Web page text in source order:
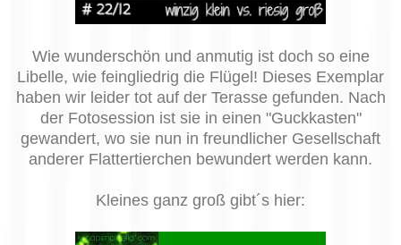
Wie wunderschön und anmutig ist doch so eine
Libelle, wie feingliedrig die Flügel! Dieses Exemplar
haben wir leider tot auf der Terasse gefunden. Nach
der Fotosession ist sie in einen "Guckkasten"
gewandert, wo sie nun in freundlicher Gesellschaft
anderer Flattertierchen bewundert werden kann.
Kleines ganz groß gibt´s hier: